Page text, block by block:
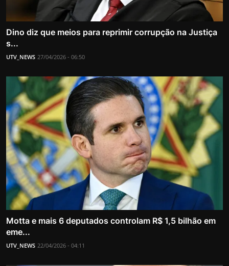
Dino diz que meios para reprimir corrupção na Justiça
s...
UTV_NEWS 27/04/2026 - 06:50
Motta e mais 6 deputados controlam R$ 1,5 bilhão em
eme...
UTV_NEWS 22/04/2026 - 04:11